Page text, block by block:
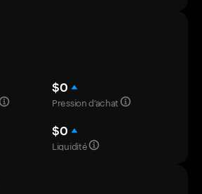
$0
Pression d’achat
$0
Liquidité